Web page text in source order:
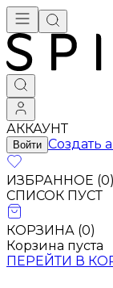
АККАУНТ
Войти Создать
ИЗБРАННОЕ (0)
СПИСОК ПУСТ
КОРЗИНА (0)
Корзина пуста
ПЕРЕЙТИ В